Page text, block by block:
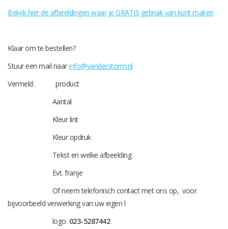
Relatiegeschenken
Bekijk hier de afbeeldingen waar je GRATIS gebruik van kunt maken
Klaar om te bestellen?
Stuur een mail naarinfo@vanderstorm.nl
Vermeld: product
Aantal
Kleur lint
Kleur opdruk
Tekst en welke afbeelding
Evt. franje
Of neem telefonisch contact met ons op, voor
bijvoorbeeld verwerking van uw eigen l
logo. 023-5287442